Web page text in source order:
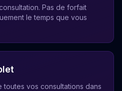
Pas de forfait
le temps que vous
vos consultations dans